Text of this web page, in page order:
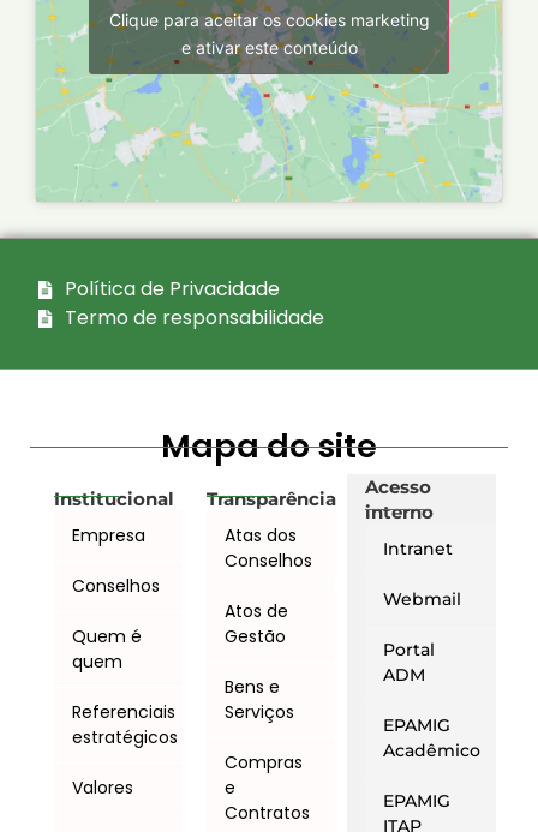
Clique para aceitar os cookies marketing
e ativar este conteúdo
Política de Privacidade
Termo de responsabilidade
Mapa do site
Institucional
Empresa
Conselhos
Quem é
quem
Referenciais
estratégicos
Valores
Transparência
Atas dos
Conselhos
Atos de
Gestão
Bens e
Serviços
Compras
e
Contratos
Acesso
interno
Intranet
Webmail
Portal
ADM
EPAMIG
Acadêmico
EPAMIG
ITAP